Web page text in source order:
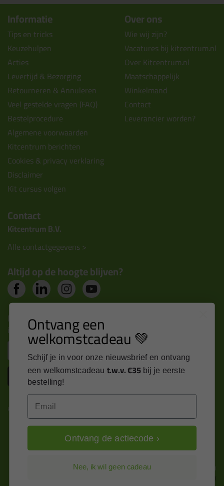
Informatie
Tips en tricks
Keuzehulpen
Acties
Levertijd & Bezorging
Retourneren & Annuleren
Veel gestelde vragen (FAQ)
Bestelprocedure
Algemene voorwaarden
Kitcentrum berichten
Cookies & privacy verklaring
Disclaimer
Kit cursus volgen
Over ons
Wie wij zijn?
Vacatures bij kitcentrum.nl
Over Kitcentrum.nl
Maatschappelijk
Winkelmand
Contact
Leverancier worden?
Contact
Kitcentrum B.V.
Alle contactgegevens >
Altijd op de hoogte blijven?
Nieuws, tips en exclusieve deals rechtstreeks in je
inbox
Inschrijven
Kitcentrum is trots op:
Alle prijzen zijn in EURO en excl. 21% BTW
wijzig naar incl. BTW
Ontvang een
welkomstcadeau 💚
Schijf je in voor onze nieuwsbrief en ontvang
een welkomstcadeau t.w.v. €35 bij je eerste
bestelling!
Email
Ontvang de actiecode ›
Nee, ik wil geen cadeau